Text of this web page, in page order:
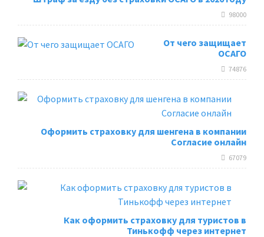
98000
От чего защищает
ОСАГО
74876
Оформить страховку для шенгена в компании
Согласие онлайн
67079
Как оформить страховку для туристов в
Тинькофф через интернет